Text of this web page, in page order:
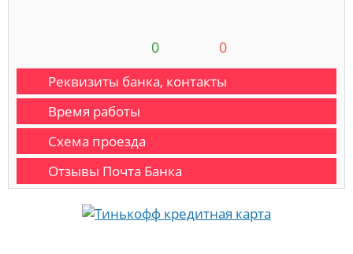
0 0
Реквизиты банка, контакты
Время работы
Схема проезда
Отзывы Почта Банка